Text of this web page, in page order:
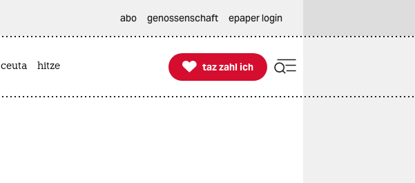
abo genossenschaft epaper login
ceuta hitze 
taz zahl ich
taz zahl ich